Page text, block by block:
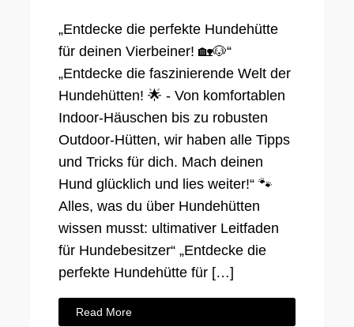
„Entdecke die perfekte Hundehütte
für deinen Vierbeiner! 🏡🐶“
„Entdecke die faszinierende Welt der
Hundehütten! 🌟 - Von komfortablen
Indoor-Häuschen bis zu robusten
Outdoor-Hütten, wir haben alle Tipps
und Tricks für dich. Mach deinen
Hund glücklich und lies weiter!“ 🐾
Alles, was du über Hundehütten
wissen musst: ultimativer Leitfaden
für Hundebesitzer“ „Entdecke die
perfekte Hundehütte für […]
Read More